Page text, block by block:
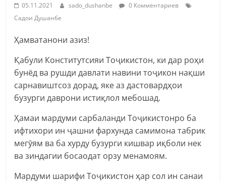
05.11.2021 sado_dushanbe
0 Комментариев
Садои Душанбе
Ҳамватанони азиз!
Қабули Конститутсияи Тоҷикистон, ки дар роҳи
бунёд ва рушди давлати навини тоҷикон нақши
сарнавиштсоз дорад, яке аз дастовардҳои
бузурги даврони истиқлол мебошад.
Ҳамаи мардуми сарбаланди Тоҷикистонро ба
ифтихори ин ҷашни фархунда самимона табрик
мегӯям ва ба хурду бузурги кишвар иқболи нек
ва зиндагии босаодат орзу менамоям.
Мардуми шарифи Тоҷикистон ҳар сол ин санаи